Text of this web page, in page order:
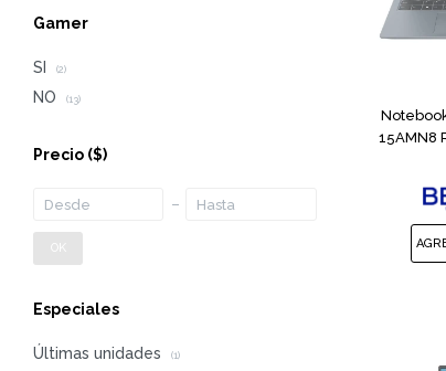
15AMN8
Precio ($)
OK
Especiales
Últimas unidades (1)
Gamer
SI (2)
NO (13)